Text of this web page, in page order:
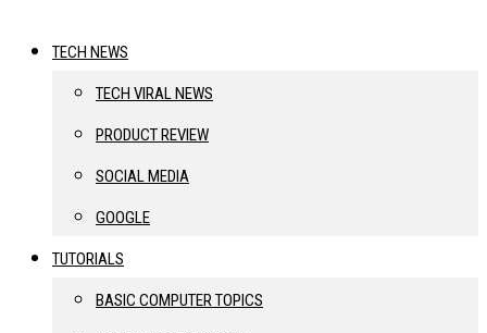
TECH NEWS
TECH VIRAL NEWS
PRODUCT REVIEW
SOCIAL MEDIA
GOOGLE
TUTORIALS
BASIC COMPUTER TOPICS